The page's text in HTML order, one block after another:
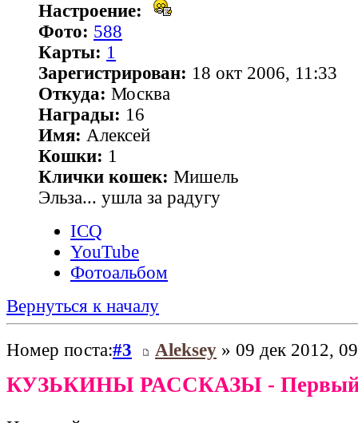
Настроение:
Фото: 588
Карты: 1
Зарегистрирован: 18 окт 2006, 11:33
Откуда: Москва
Награды: 16
Имя: Алексей
Кошки: 1
Клички кошек: Мишель
Эльза... ушла за радугу
ICQ
YouTube
Фотоальбом
Вернуться к началу
Номер поста:#3 Aleksey » 09 дек 2012,
КУЗЬКИНЫ РАССКАЗЫ - Первый